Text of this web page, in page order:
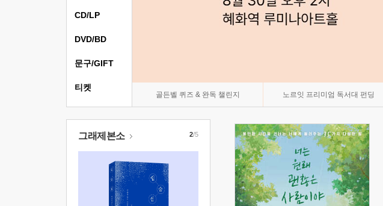
골든벨 퀴즈 & 완독 챌린지 노르잇 프리미엄 독서대 펀딩
CD/LP
DVD/BD
문구/GIFT
티켓
그래제본소 2/5